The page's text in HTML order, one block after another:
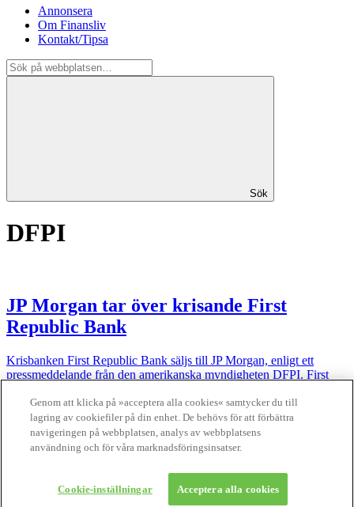
Annonsera
Om Finansliv
Kontakt/Tipsa
Sök
DFPI
JP Morgan tar över krisande First
Republic Bank
Krisbanken First Republic Bank säljs till JP Morgan, enligt ett
pressmeddelande från den amerikanska myndigheten DFPI. First
senaste två månaderna.
Finansliv ägs av Finansliv Sverige AB, 556784-8741.
Finansliv producerades av Tidningen Journalisten AB till 30 juni
Om Finansliv
Genom att klicka på »acceptera alla cookies« samtycker du till
lagring av cookiefiler på din enhet. De behövs för att förbättra
navigeringen på webbplatsen, analys av webbplatsens
användning och för våra marknadsföringsinsatser.
Cookie-inställningar Acceptera alla cookies